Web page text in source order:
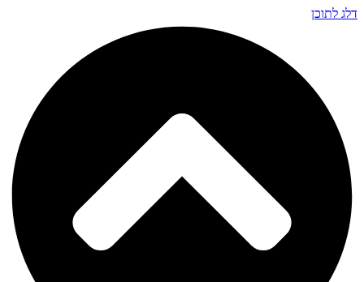
דלג לתוכן